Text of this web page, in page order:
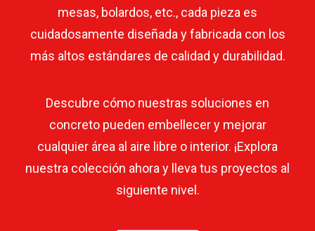
mesas, bolardos, etc., cada pieza es
cuidadosamente diseñada y fabricada con los
más altos estándares de calidad y durabilidad.
Descubre cómo nuestras soluciones en
concreto pueden embellecer y mejorar
cualquier área al aire libre o interior. ¡Explora
nuestra colección ahora y lleva tus proyectos al
siguiente nivel.